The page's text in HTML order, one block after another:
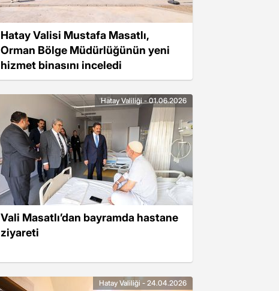
Hatay Valisi Mustafa Masatlı,
Orman Bölge Müdürlüğünün yeni
hizmet binasını inceledi
Vali Masatlı’dan bayramda hastane
ziyareti
Hatay Valiliği - 01.06.2026
Hatay Valiliği - 24.04.2026